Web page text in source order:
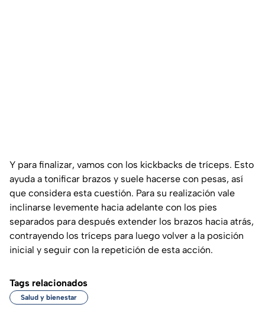
Y para finalizar, vamos con los kickbacks de tríceps. Esto
ayuda a tonificar brazos y suele hacerse con pesas, así
que considera esta cuestión. Para su realización vale
inclinarse levemente hacia adelante con los pies
separados para después extender los brazos hacia atrás,
contrayendo los tríceps para luego volver a la posición
inicial y seguir con la repetición de esta acción.
Tags relacionados
Salud y bienestar